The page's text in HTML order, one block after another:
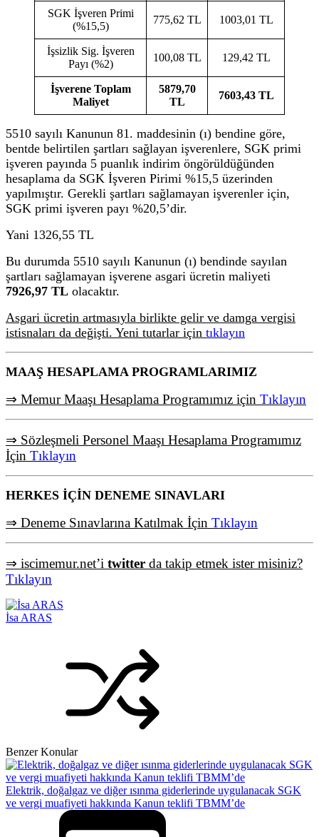
SGK İşveren Primi
(%15,5)
775,62 TL 1003,01 TL
İşsizlik Sig. İşveren
Payı (%2)
100,08 TL 129,42 TL
İşverene Toplam
Maliyet
5879,70
TL
7603,43 TL
5510 sayılı Kanunun 81. maddesinin (ı) bendine göre,
bentde belirtilen şartları sağlayan işverenlere, SGK primi
işveren payında 5 puanlık indirim öngörüldüğünden
hesaplama da SGK İşveren Pirimi %15,5 üzerinden
yapılmıştır. Gerekli şartları sağlamayan işverenler için,
SGK primi işveren payı %20,5’dir.
Yani 1326,55 TL
Bu durumda 5510 sayılı Kanunun (ı) bendinde sayılan
şartları sağlamayan işverene asgari ücretin maliyeti
7926,97 TL olacaktır.
Asgari ücretin artmasıyla birlikte gelir ve damga vergisi
istisnaları da değişti. Yeni tutarlar için tıklayın
MAAŞ HESAPLAMA PROGRAMLARIMIZ
⇒ Memur Maaşı Hesaplama Programımız için Tıklayın
⇒ Sözleşmeli Personel Maaşı Hesaplama Programımız
İçin Tıklayın
HERKES İÇİN DENEME SINAVLARI
⇒ Deneme Sınavlarına Katılmak İçin Tıklayın
⇒ iscimemur.net’i twitter da takip etmek ister misiniz?
Tıklayın
İsa ARAS
Benzer Konular
Elektrik, doğalgaz ve diğer ısınma giderlerinde uygulanacak SGK
ve vergi muafiyeti hakkında Kanun teklifi TBMM’de